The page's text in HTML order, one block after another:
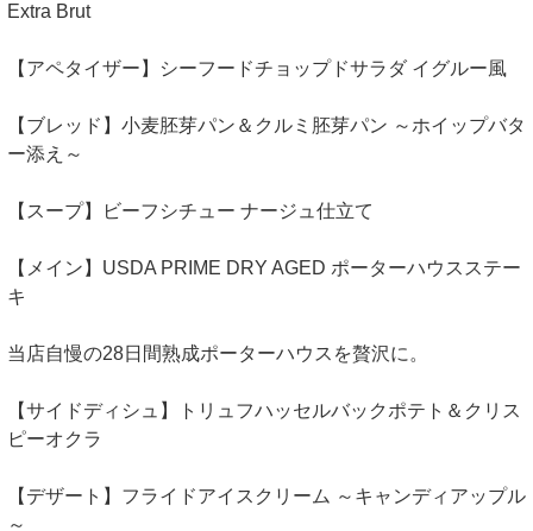
Extra Brut
【アペタイザー】シーフードチョップドサラダ イグルー風
【ブレッド】小麦胚芽パン＆クルミ胚芽パン ～ホイップバタ
ー添え～
【スープ】ビーフシチュー ナージュ仕立て
【メイン】USDA PRIME DRY AGED ポーターハウスステー
キ
当店自慢の28日間熟成ポーターハウスを贅沢に。
【サイドディシュ】トリュフハッセルバックポテト＆クリス
ピーオクラ
【デザート】フライドアイスクリーム ～キャンディアップル
～